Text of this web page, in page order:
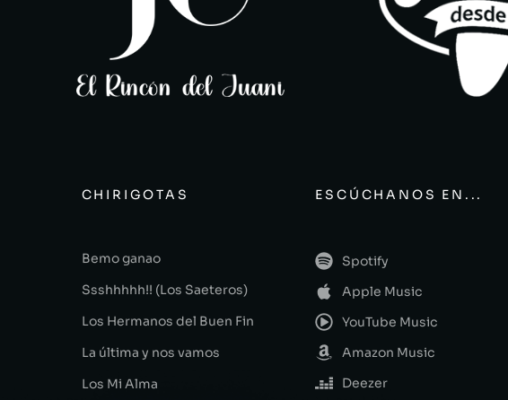
CHIRIGOTAS
Bemo ganao
Ssshhhhh!! (Los Saeteros)
Los Hermanos del Buen Fin
La última y nos vamos
Los Mi Alma
ESCÚCHANOS EN...
Spotify
Apple Music
YouTube Music
Amazon Music
Deezer